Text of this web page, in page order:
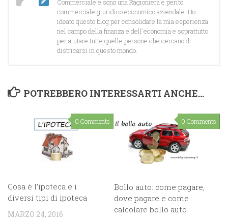
Commerciale e sono una Ragioniera e perito
commerciale giuridico economico aziendale. Ho
ideato questo blog per consolidare la mia esperienza
nel campo della finanza e dell'economia e soprattutto
per aiutare tutte quelle persone che cercano di
districarsi in questo mondo.
POTREBBERO INTERESSARTI ANCHE...
0 Comments
Cosa è l’ipoteca e i
diversi tipi di ipoteca
MARZO 24, 2016
0 Comments
Bollo auto: come pagare,
dove pagare e come
calcolare bollo auto